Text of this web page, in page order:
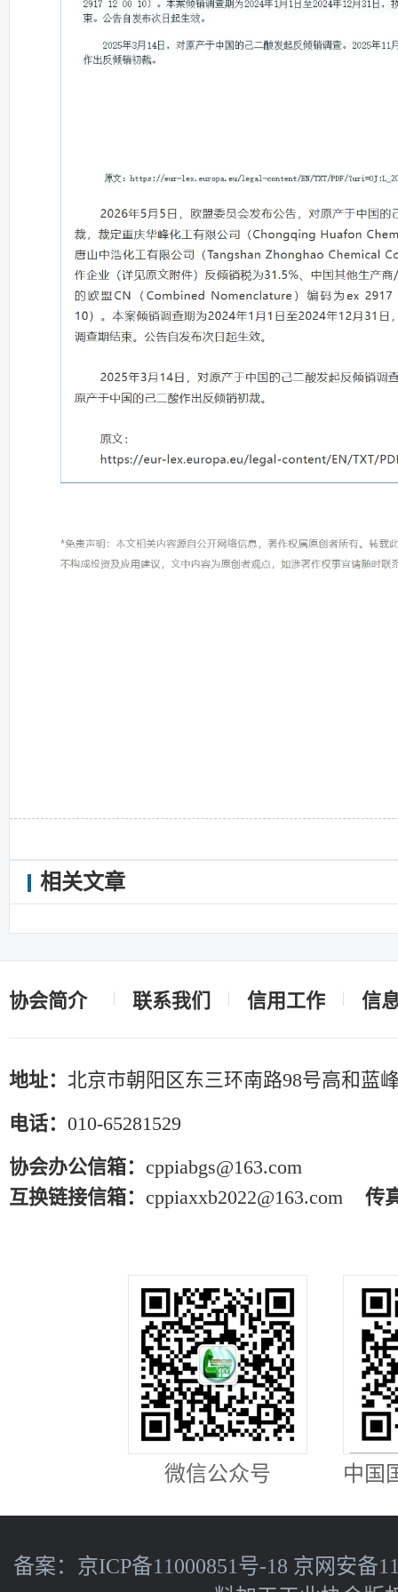
相关文章
协会简介 联系我们 信用工作 信
地址： 北京市朝阳区东三环南路98号高和蓝
电话： 010-65281529
协会办公信箱： cppiabgs@163.com
互换链接信箱： cppiaxxb2022@163.com 传
微信公众号 中国
备案： 京ICP备11000851号-18 京网安备